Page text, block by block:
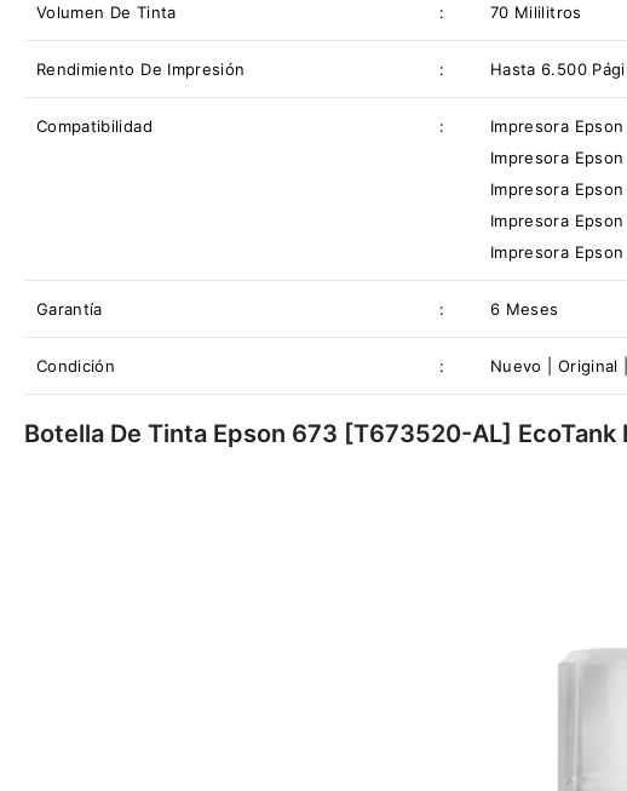
Volumen De Tinta : 70 Mililitros
Rendimiento De Impresión : Hasta 6.500
Compatibilidad :
Impresora
Impresora Epson
Impresora Epson
Impresora
Impresora Epson
Garantía : 6 Meses
Condición : Nuevo | Original
Botella De Tinta Epson 673 [T673520-AL]